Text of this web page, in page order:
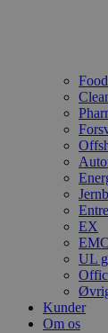
EX
EMC
UL
Kunder
Om os